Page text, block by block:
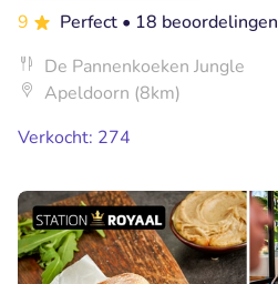
9
Perfect • 18 beoordelingen
De Pannenkoeken Jungle
Apeldoorn (8km)
Verkocht: 274